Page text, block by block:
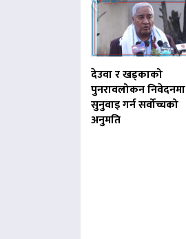
देउवा र खड्काको
पुनरावलोकन निवेदनमा
सुनुवाइ गर्न सर्वोच्चको
अनुमति